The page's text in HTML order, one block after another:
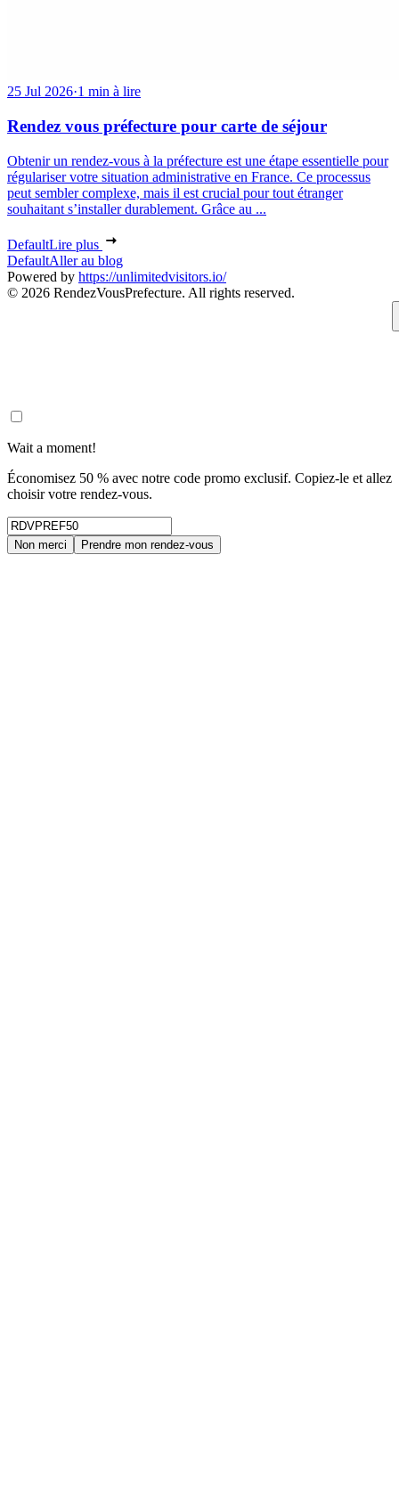
25 Jul 2026·1 min à lire
Rendez vous préfecture pour carte de séjour
Obtenir un rendez-vous à la préfecture est une étape essentielle pour
régulariser votre situation administrative en France. Ce processus
peut sembler complexe, mais il est crucial pour tout étranger
souhaitant s’installer durablement. Grâce au ...
DefaultLire plus
DefaultAller au blog
Powered by https://unlimitedvisitors.io/
© 2026 RendezVousPrefecture. All rights reserved.
Wait a moment!
Économisez 50 % avec notre code promo exclusif. Copiez-le et allez
choisir votre rendez-vous.
Non merci Prendre mon rendez-vous